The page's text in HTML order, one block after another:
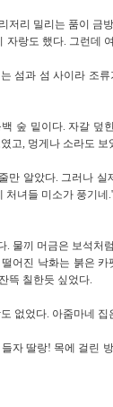
저리 밀리는 품이 금
랑도 했다. 그런데
섬과 섬 사이라 조
숲 밑이다. 자갈 덮
고, 멍게나 소라도 보
만 알았다. 그러나 실
녀들 미소가 풍기
물끼 머금은 보석처
어진 낙화는 붉은 카
뜩 칠한듯 싶었다.
없었다. 아줌마네 집
자 딸랑! 목에 걸린